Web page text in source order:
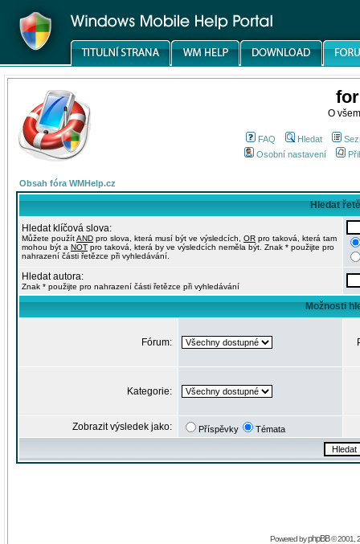
O
FAQ Hledat
Osobní nastavení
Obsah fóra WMHelp.cz
Hledat
Hledat klíčová slova:
Můžete použítAND pro slova, která musí být ve výsledcích, OR pro taková, která tam
mohou být a NOT pro taková, která by ve výsledcích neměla být. Znak * použijte pro
nahrazení části řetězce při vyhledávání.
Hledat autora:
Znak * použijte pro nahrazení části řetězce při vyhledávání
Možnosti
Fórum:
Kategorie:
Zobrazit výsledek jako: Příspěvky Témata
Powered byphpBB© 2001,